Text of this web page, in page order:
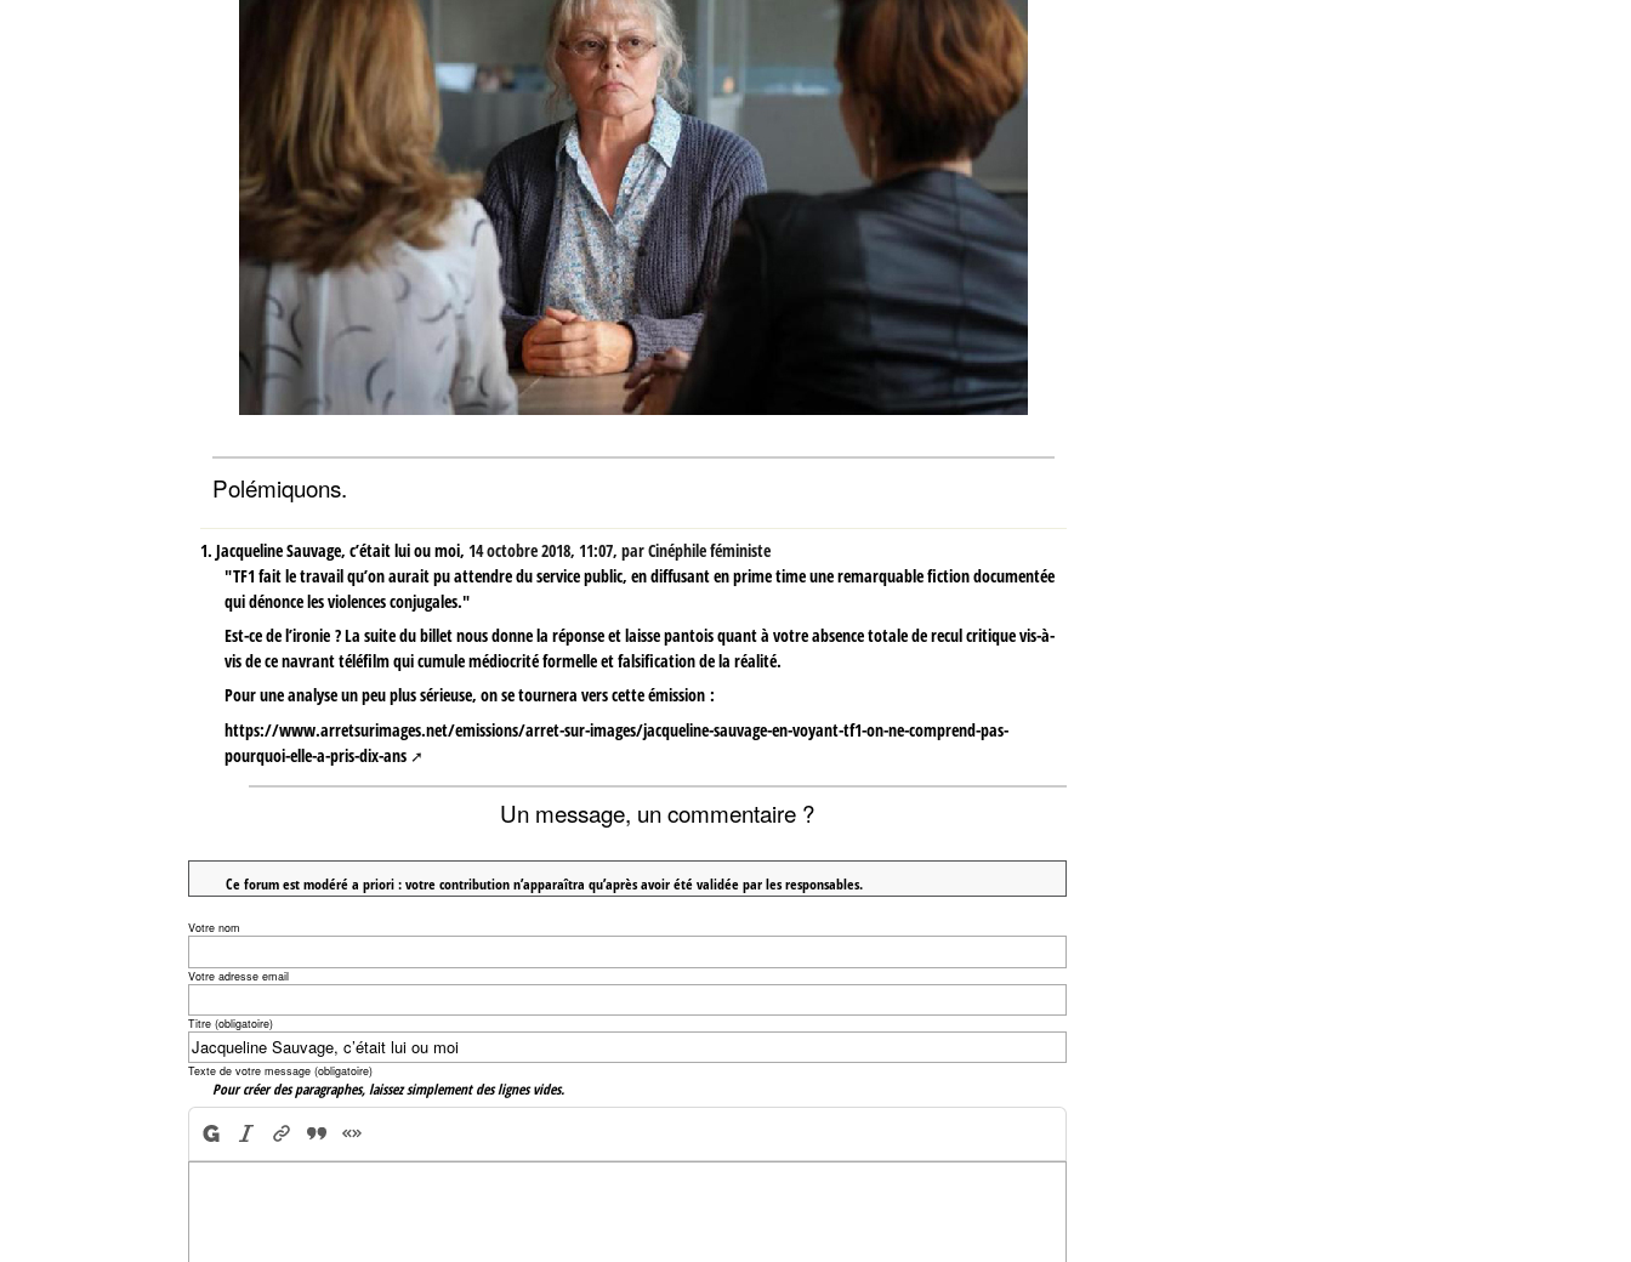
Polémiquons.
1. Jacqueline Sauvage, c’était lui ou moi, 14 octobre 2018, 11:07, parCinéphile féministe
"TF1 fait le travail qu’on aurait pu attendre du service public, en diffusant en prime time une remarquable fiction documentée
qui dénonce les violences conjugales."
Est-ce de l’ironie ? La suite du billet nous donne la réponse et laisse pantois quant à votre absence totale de recul critique vis-à-
vis de ce navrant téléfilm qui cumule médiocrité formelle et falsification de la réalité.
Pour une analyse un peu plus sérieuse, on se tournera vers cette émission :
https://www.arretsurimages.net/emissions/arret-sur-images/jacqueline-sauvage-en-voyant-tf1-on-ne-comprend-pas-
pourquoi-elle-a-pris-dix-ans
Un message, un commentaire ?
Ce forum est modéré a priori : votre contribution n’apparaîtra qu’après avoir été validée par les responsables.
Votre nom
Votre adresse email
Titre (obligatoire)
Texte de votre message (obligatoire)
Pour créer des paragraphes, laissez simplement des lignes vides.